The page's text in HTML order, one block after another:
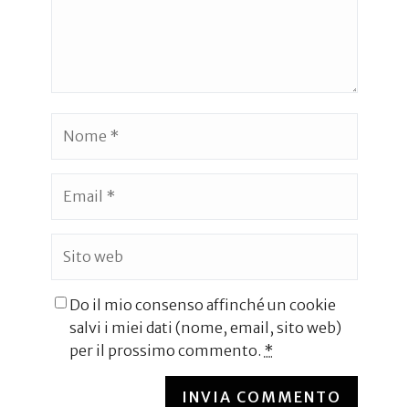
Do il mio consenso affinché un cookie
salvi i miei dati (nome, email, sito web)
per il prossimo commento. *
INVIA COMMENTO